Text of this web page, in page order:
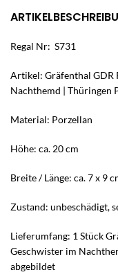
Regal Nr: S731
Artikel: Gräfenthal GDR
Nachthemd | Thüringen
Material: Porzellan
Höhe: ca. 20 cm
Breite / Länge: ca. 7 x 9
Zustand: unbeschädigt,
Lieferumfang: 1 Stück
Geschwister im
abgebildet